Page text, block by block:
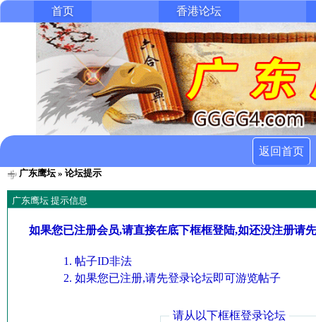
首页 香港论坛
返回首页
广东鹰坛» 论坛提示
广东鹰坛 提示信息
如果您已注册会员,请直接在底下框框登陆,如还没注册请
帖子ID非法
如果您已注册,请先登录论坛即可游览帖子
请从以下框框登录论坛